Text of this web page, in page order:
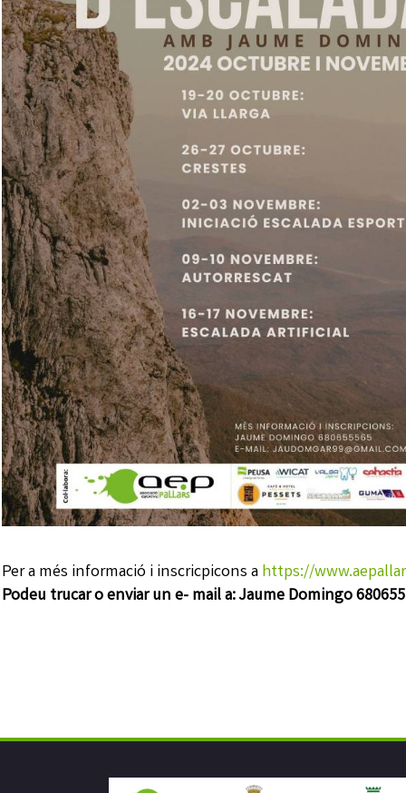
Per a més informació i inscricpicons ahttps://
Podeu trucar o enviar un e- mail a: Jaume Domingo